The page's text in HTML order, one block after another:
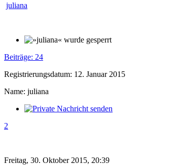
juliana
Beiträge: 24
Registrierungsdatum: 12. Januar 2015
Name: juliana
2
Freitag, 30. Oktober 2015, 20:39